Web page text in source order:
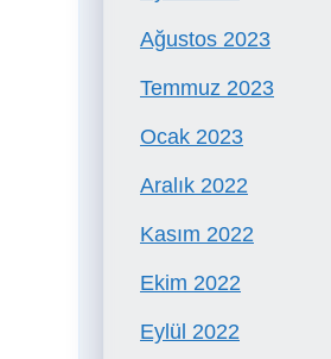
Ağustos 2023
Temmuz 2023
Ocak 2023
Aralık 2022
Kasım 2022
Ekim 2022
Eylül 2022